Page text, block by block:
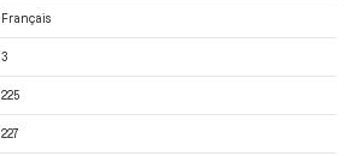
Français
3
225
227